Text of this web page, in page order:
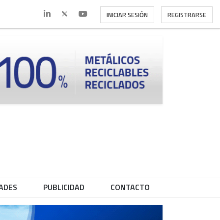
INICIAR SESIÓN REGISTRARSE
PUBLICIDAD CONTACTO